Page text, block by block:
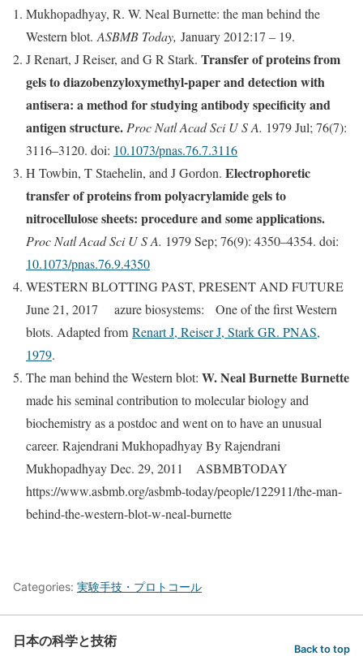
Mukhopadhyay, R. W. Neal Burnette: the man behind the
Western blot. ASBMB Today, January 2012:17 – 19.
J Renart, J Reiser, and G R Stark. Transfer of proteins from
gels to diazobenzyloxymethyl-paper and detection with
antisera: a method for studying antibody specificity and
antigen structure. Proc Natl Acad Sci U S A. 1979 Jul; 76(7):
3116–3120. doi: 10.1073/pnas.76.7.3116
H Towbin, T Staehelin, and J Gordon. Electrophoretic
transfer of proteins from polyacrylamide gels to
nitrocellulose sheets: procedure and some applications.
Proc Natl Acad Sci U S A. 1979 Sep; 76(9): 4350–4354. doi:
10.1073/pnas.76.9.4350
WESTERN BLOTTING PAST, PRESENT AND FUTURE
June 21, 2017 azure biosystems: One of the first Western
blots. Adapted from Renart J, Reiser J, Stark GR. PNAS,
1979.
The man behind the Western blot: W. Neal Burnette Burnette
made his seminal contribution to molecular biology and
biochemistry as a postdoc and went on to have an unusual
career. Rajendrani Mukhopadhyay By Rajendrani
Mukhopadhyay Dec. 29, 2011 ASBMBTODAY
https://www.asbmb.org/asbmb-today/people/122911/the-man-
behind-the-western-blot-w-neal-burnette
Categories: 実験手技・プロトコール
日本の科学と技術 Back to top